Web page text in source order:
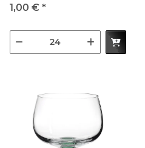
24 St.)
1,00 € *